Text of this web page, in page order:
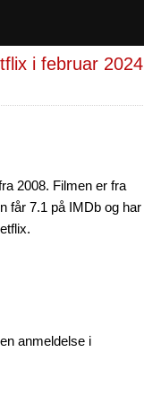
i februar 2024
2008. Filmen er fra
får 7.1 på IMDb og har
anmeldelse i